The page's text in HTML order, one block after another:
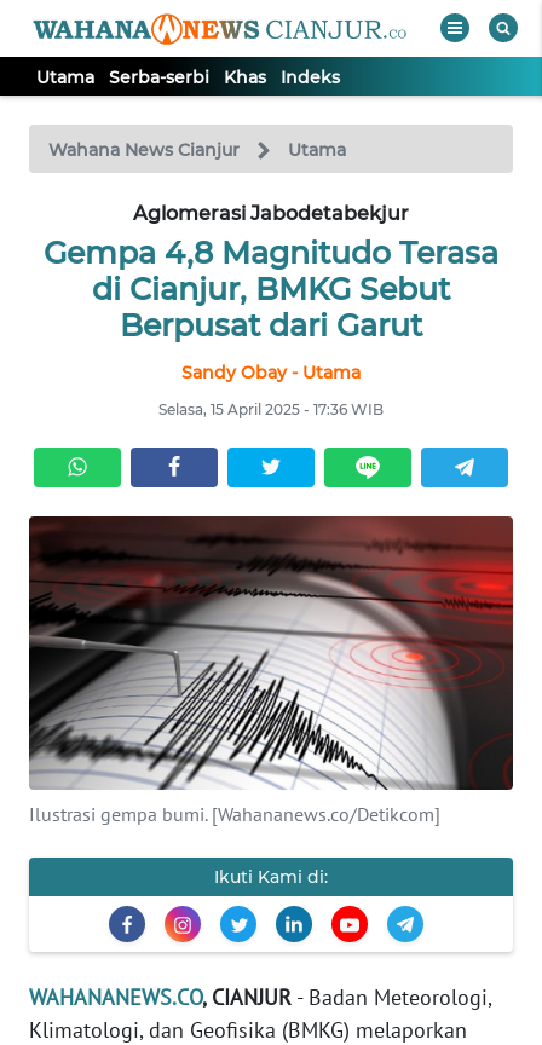
Utama Serba-serbi Khas Indeks
Wahana News Cianjur Utama
Aglomerasi Jabodetabekjur
Gempa 4,8 Magnitudo Terasa
di Cianjur, BMKG Sebut
Berpusat dari Garut
Sandy Obay - Utama
Selasa, 15 April 2025 - 17:36 WIB
Ilustrasi gempa bumi. [Wahananews.co/Detikcom]
Ikuti Kami di:
WAHANANEWS.CO, CIANJUR - Badan Meteorologi,
Klimatologi, dan Geofisika (BMKG) melaporkan
TV
Tutup
SERBA-
Informasi
BERITA
KONTAK
KAMI
INFO
IKLAN
TENTANG
KAMI
PEDOMAN
KARIR